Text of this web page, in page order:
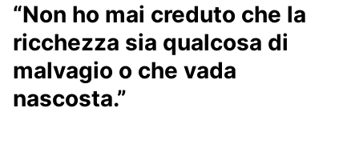
“Non ho mai creduto che la
ricchezza sia qualcosa di
malvagio o che vada
nascosta.”